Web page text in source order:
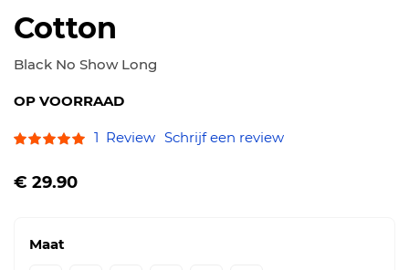
begin
van
de
gallerij
Cotton
Black No Show Long
OP VOORRAAD
Waardering:1 Review Schrijf een review
Vanaf
€ 29.90
Maat